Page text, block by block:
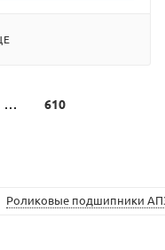
610
Роликовые подшипники